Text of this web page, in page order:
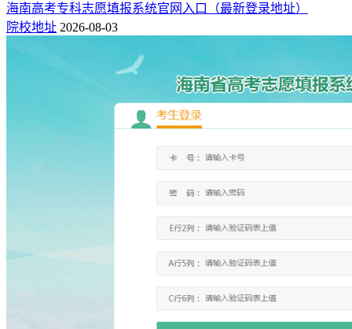
海南高考专科志愿填报系统官网入口（最新登录地址）
院校地址 2026-08-03